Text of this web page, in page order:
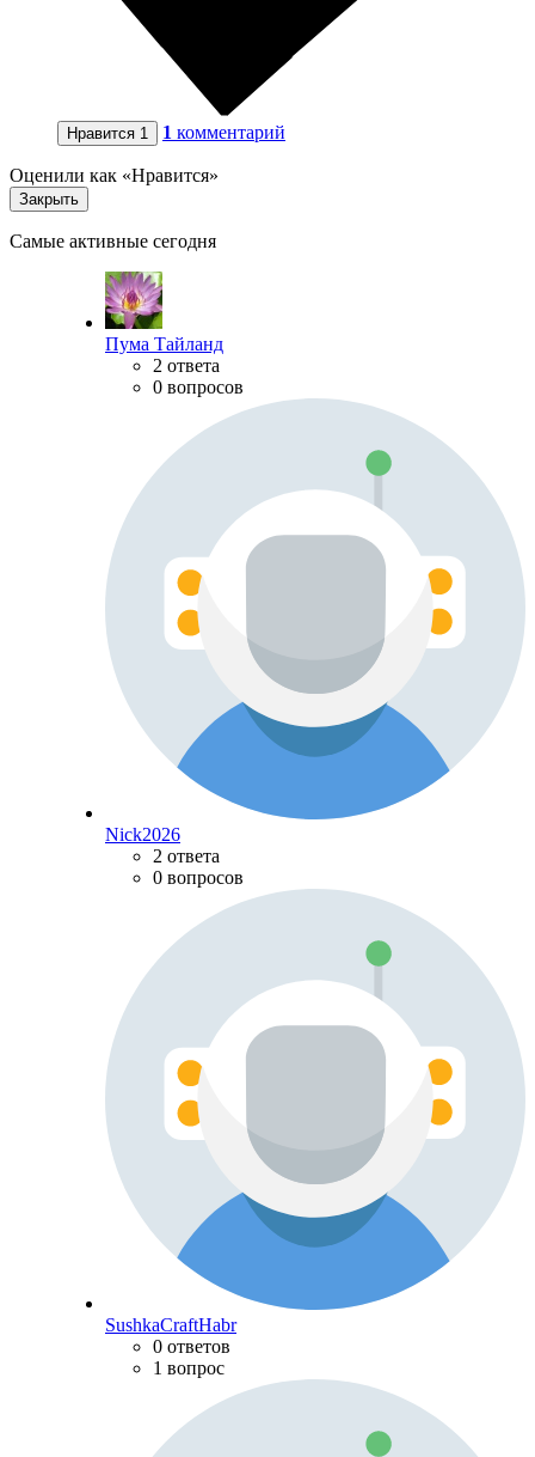
Нравится 1 1 комментарий
Оценили как «Нравится»
Закрыть
Самые активные сегодня
Пума Тайланд
2 ответа
0 вопросов
Nick2026
2 ответа
0 вопросов
SushkaCraftHabr
0 ответов
1 вопрос